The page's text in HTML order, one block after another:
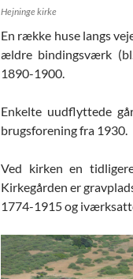
Hejninge kirke
En række huse langs
ældre bindingsværk
1890-1900.
Enkelte uudflyttede
brugsforening fra 1930.
Ved kirken en
Kirkegården er
1774-1915 og